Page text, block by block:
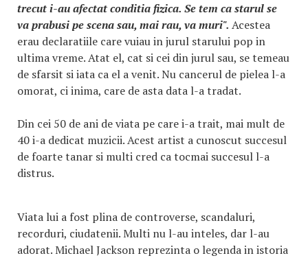
trecut i-au afectat conditia fizica. Se tem ca starul se
va prabusi pe scena sau, mai rau, va muri". Acestea
erau declaratiile care vuiau in jurul starului pop in
ultima vreme. Atat el, cat si cei din jurul sau, se temeau
de sfarsit si iata ca el a venit. Nu cancerul de pielea l-a
omorat, ci inima, care de asta data l-a tradat.
Din cei 50 de ani de viata pe care i-a trait, mai mult de
40 i-a dedicat muzicii. Acest artist a cunoscut succesul
de foarte tanar si multi cred ca tocmai succesul l-a
distrus.
Viata lui a fost plina de controverse, scandaluri,
recorduri, ciudatenii. Multi nu l-au inteles, dar l-au
adorat. Michael Jackson reprezinta o legenda in istoria